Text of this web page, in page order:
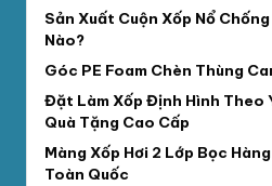
Sản Xuất Cuộn Xốp Nổ
Nào?
Góc PE Foam Chèn Thùng
Đặt Làm Xốp Định Hình Theo
Quà Tặng Cao Cấp
Màng Xốp Hơi 2 Lớp Bọc
Toàn Quốc